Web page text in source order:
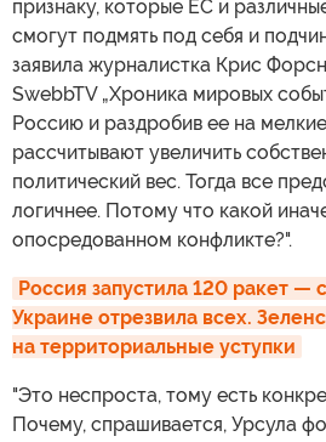
признаку, которые ЕС и
смогут подмять под себя и
заявила журналистка Крис
SwebbTV „Хроника мировых
Россию и раздробив ее на
рассчитывают увеличить
политический вес. Тогда все
логичнее. Потому что какой
опосредованном конфликте?".
Россия запустила 120 ракет —
Украине отрезвила всех.
на территориальные уступки
"Это неспроста, тому есть
Почему, спрашивается, Урсула